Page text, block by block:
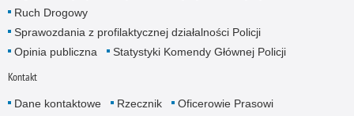
Ruch Drogowy
Sprawozdania z profilaktycznej działalności Policji
Opinia publiczna
Statystyki Komendy Głównej Policji
Kontakt
Dane kontaktowe Rzecznik
Oficerowie Prasowi